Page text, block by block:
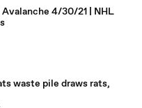
Avalanche 4/30/21 | NHL
waste pile draws rats,